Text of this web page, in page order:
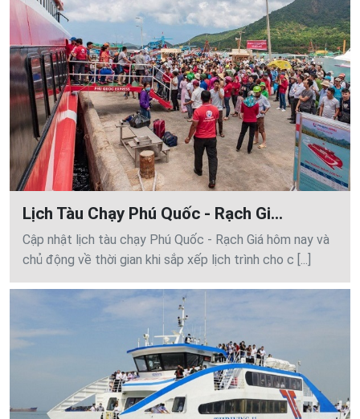
Lịch Tàu Chạy Phú Quốc - Rạch Gi...
Cập nhật lịch tàu chạy Phú Quốc - Rạch Giá hôm nay và
chủ động về thời gian khi sắp xếp lịch trình cho c [...]